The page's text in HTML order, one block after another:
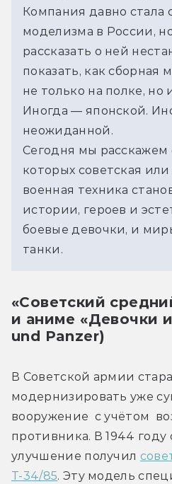
Компания давно стала
моделизма в России,
рассказать о ней
показать, как
не только на полке, но
Иногда — японской.
неожиданной.
Сегодня мы расскажем
которых советская
военная техника
истории, героев и
боевые девочки, и
танки.
«Советский
и аниме «Девочки
und Panzer)
В Советской армии
модернизировать уже
вооружение  с учётом
противника. В 1944 году
улучшение получил
Т-34/85. Эту модель